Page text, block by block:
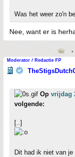
Was het weer zo'n
Nee, want er is
Moderator / Redactie FP
Op vrijdag
volgende:
[..]
Dit had ik niet van je